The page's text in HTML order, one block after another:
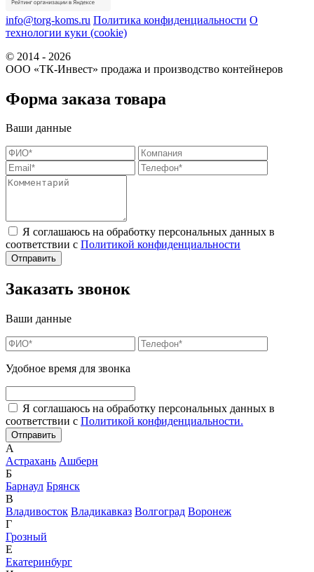
info@torg-koms.ru Политика конфиденциальности О
технологии куки (cookie)
© 2014 - 2026
ООО «ТК-Инвест» продажа и производство контейнеров
Форма заказа товара
Ваши данные
Я соглашаюсь на обработку персональных данных в
соответствии с Политикой конфиденциальности
Заказать звонок
Ваши данные
Удобное время для звонка
Я соглашаюсь на обработку персональных данных в
соответствии с Политикой конфиденциальности.
А
Астрахань Ашберн
Б
Барнаул Брянск
В
Владивосток Владикавказ Волгоград Воронеж
Г
Грозный
Е
Екатеринбург